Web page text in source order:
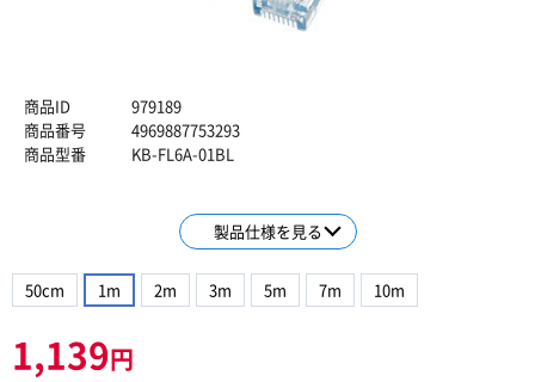
商品ID
979189
商品番号
4969887753293
商品型番
KB-FL6A-01BL
製品仕様を見る
50cm 1m 2m 3m 5m 7m 10m
1,139円